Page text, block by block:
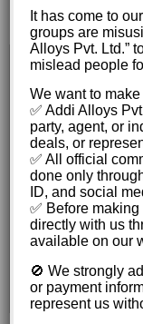
Símbolos
Ganhos com
Contínua dos
Como
Visão Geral
Estratégias
Mouse
A Importância
Retorno ao
Dicas
com
Recursos
It has come to
groups are
Alloys Pvt. Ltd.”
mislead people
We want to
✅ Addi Alloys
party, agent, or
deals, or
✅ All official
done only
ID, and social
✅ Before
directly with us
available on our
🚫 We strongly
or payment
represent us